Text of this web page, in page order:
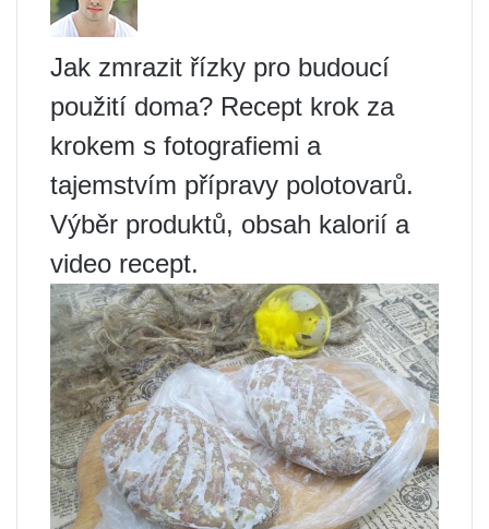
Jak zmrazit řízky pro budoucí
použití doma? Recept krok za
krokem s fotografiemi a
tajemstvím přípravy polotovarů.
Výběr produktů, obsah kalorií a
video recept.